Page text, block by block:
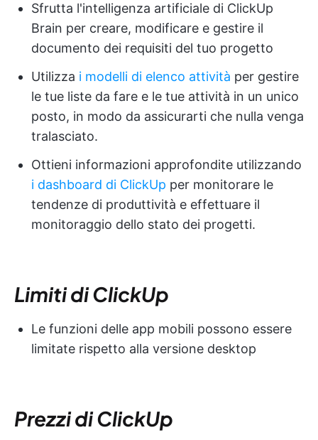
Sfrutta l'intelligenza artificiale di ClickUp
Brain per creare, modificare e gestire il
documento dei requisiti del tuo progetto
Utilizza i modelli di elenco attività per gestire
le tue liste da fare e le tue attività in un unico
posto, in modo da assicurarti che nulla venga
tralasciato.
Ottieni informazioni approfondite utilizzando
i dashboard di ClickUp per monitorare le
tendenze di produttività e effettuare il
monitoraggio dello stato dei progetti.
Limiti di ClickUp
Le funzioni delle app mobili possono essere
limitate rispetto alla versione desktop
Prezzi di ClickUp